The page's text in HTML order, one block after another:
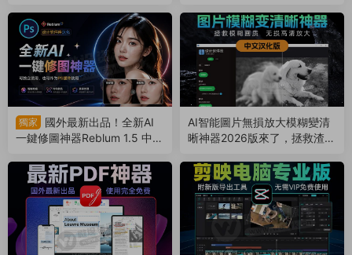
05）
獨家
國外最新出品！全新AI
一鍵修圖神器Reblum 1.5 中文
雙手（260803）
AI智能圖片無損放大模糊變清
晰神器2026版來了，拯救渣畫
802）